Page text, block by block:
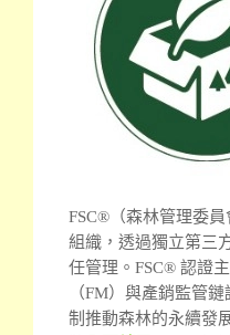
FSC®（森林管理委
組織，透過獨立第三
任管理。 FSC® 認證
（FM）與產銷監管
制推動森林的永續發